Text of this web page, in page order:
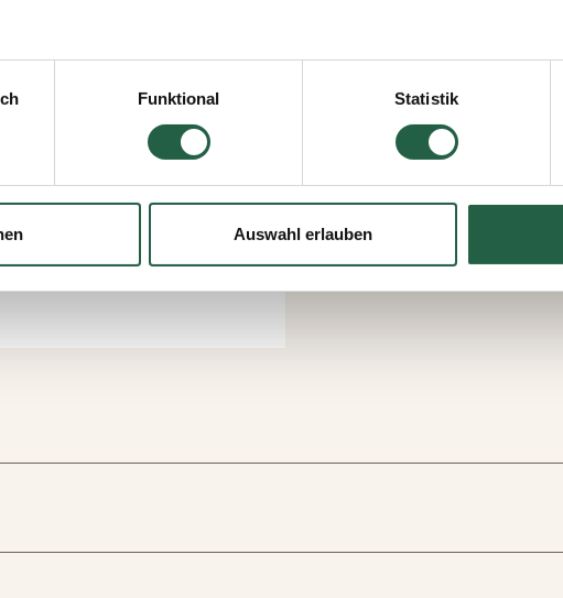
klicken, erteilen Sie Ihre Einwilligung für alle diese Zwecke. Sie
zustimmen, indem Sie das Kästchen neben dem Zweck anklicken und
von Google
Funktional Statistik
Auswahl erlauben